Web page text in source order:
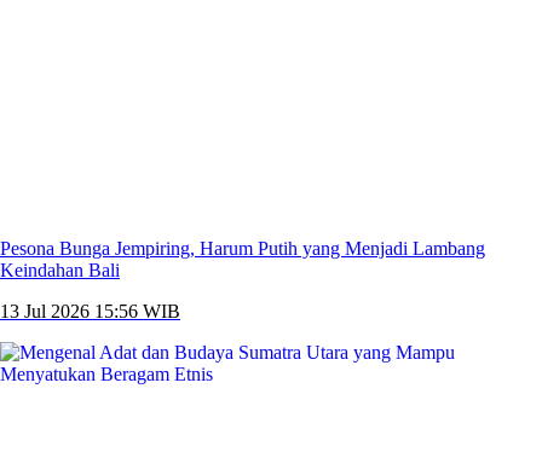
Pesona Bunga Jempiring, Harum Putih yang Menjadi Lambang
Keindahan Bali
13 Jul 2026 15:56 WIB